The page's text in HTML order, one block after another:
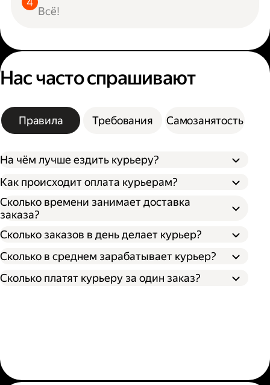
Всё!
Нас часто спрашивают
Правила Требования Самозанятость
На чём лучше ездить курьеру?
Как происходит оплата курьерам?
Сколько времени занимает доставка
заказа?
Сколько заказов в день делает курьер?
Сколько в среднем зарабатывает курьер?
Сколько платят курьеру за один заказ?